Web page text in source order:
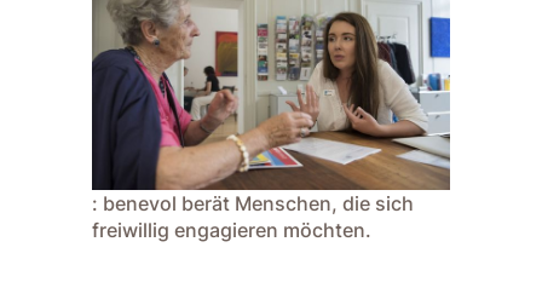
: benevol berät Menschen, die sich
freiwillig engagieren möchten.